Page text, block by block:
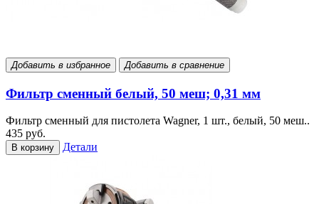
Добавить в избранное Добавить в сравнение
Фильтр сменный белый, 50 меш; 0,31 мм
Фильтр сменный для пистолета Wagner, 1 шт., белый, 50 меш..
435 руб.
В корзину Детали